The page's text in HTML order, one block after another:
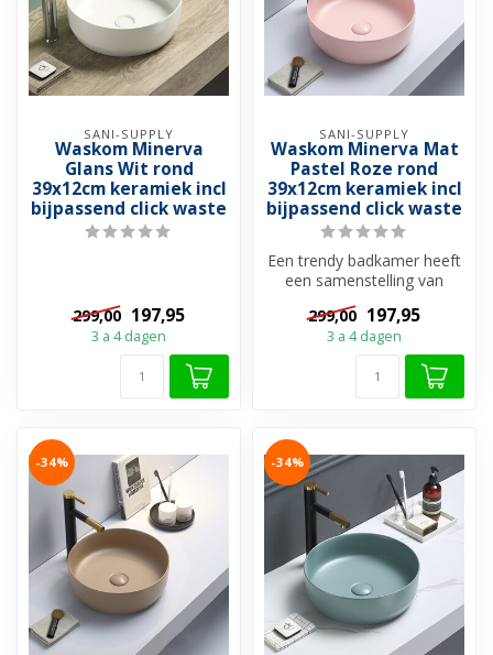
SANI-SUPPLY
Waskom Minerva
Glans Wit rond
39x12cm keramiek incl
bijpassend click waste
299,00 197,95
3 a 4 dagen
SANI-SUPPLY
Waskom Minerva Mat
Pastel Roze rond
39x12cm keramiek incl
bijpassend click waste
Een trendy badkamer heeft
een samenstelling van
gedurfde kleuren en de
mooiste c...
299,00 197,95
3 a 4 dagen
-34% -34%